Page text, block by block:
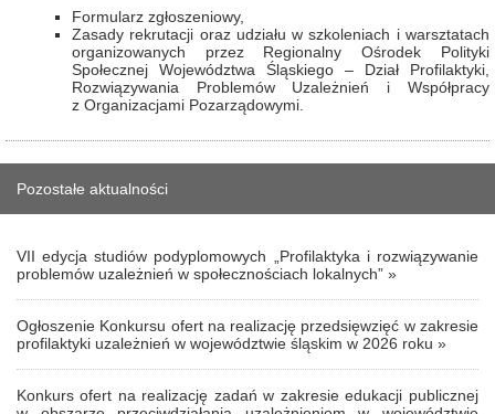
Formularz zgłoszeniowy,
Zasady rekrutacji oraz udziału w szkoleniach i warsztatach
organizowanych przez Regionalny Ośrodek Polityki
Społecznej Województwa Śląskiego – Dział Profilaktyki,
Rozwiązywania Problemów Uzależnień i Współpracy
z Organizacjami Pozarządowymi.
Pozostałe aktualności
VII edycja studiów podyplomowych „Profilaktyka i rozwiązywanie
problemów uzależnień w społecznościach lokalnych” »
Ogłoszenie Konkursu ofert na realizację przedsięwzięć w zakresie
profilaktyki uzależnień w województwie śląskim w 2026 roku »
Konkurs ofert na realizację zadań w zakresie edukacji publicznej